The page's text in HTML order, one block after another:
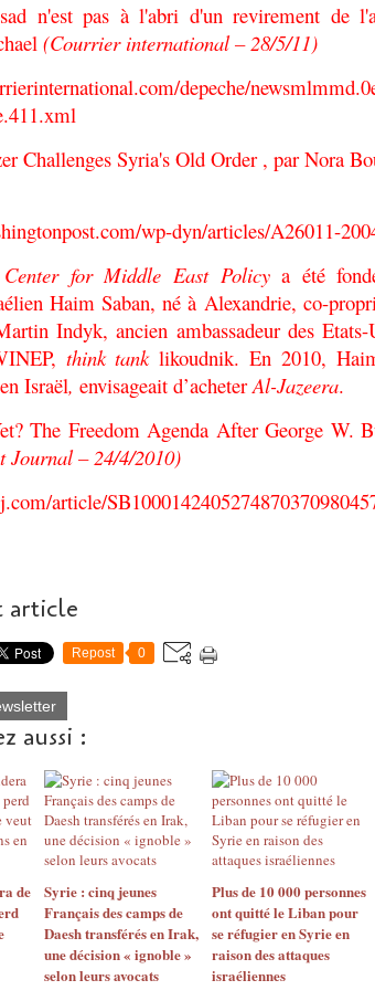
n'est pas à l'abri d'un revirement de
(Courrier international – 28/5/11)
depeche/
Challenges Syria's Old Order , par Nora
wp-dyn/articles/A26011-
Center for Middle East Policya été
HaimSaban, né à Alexandrie, co-
Indyk, ancien ambassadeur des
think tanklikoudnik. En 2010,
en Israël, envisageait d’acheterAl-Jazeera.
The Freedom Agenda After George W.
Journal – 24/4/2010)
article/
article
Repost 0
aussi :
de
Syrie : cinq jeunes
Français des camps de
Daesh transférés en Irak,
une décision « ignoble »
selon leurs avocats
Plus de 10 000 personnes
ont quitté le Liban pour
se réfugier en Syrie en
raison des attaques
israéliennes